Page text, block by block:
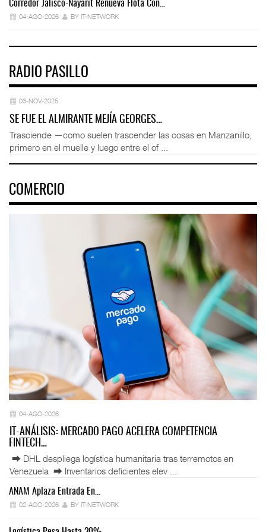
Corredor Jalisco-Nayarit Renueva Flota Con…
04-AGO-2026 BY IT-NETWORK
RADIO PASILLO
03-NOV-2025
SE FUE EL ALMIRANTE MEJÍA GEORGES…
Trasciende —como suelen trascender las cosas en Manzanillo,
primero en el muelle y luego entre el of ...
COMERCIO
04-AGO-2026
IT-ANÁLISIS: MERCADO PAGO ACELERA COMPETENCIA
FINTECH…
⮕ DHL despliega logística humanitaria tras terremotos en
Venezuela ⮕ Inventarios deficientes elev ...
ANAM Aplaza Entrada En…
02-AGO-2026 BY IT-NETWORK